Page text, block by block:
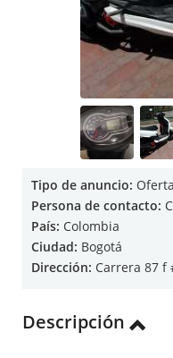
Tipo de anuncio:
Persona de contacto:
País: Colombia
Ciudad: Bogotá
Dirección: Carrera 87 f
Descripción